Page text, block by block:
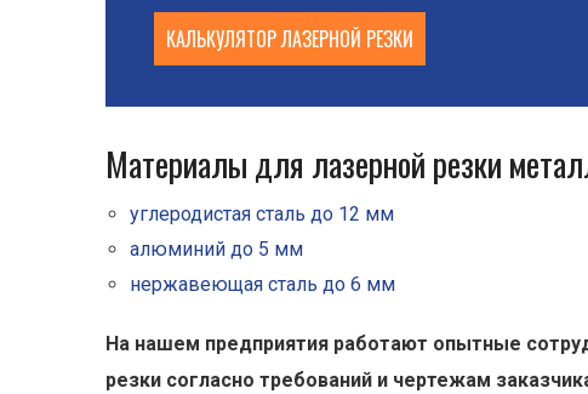
КАЛЬКУЛЯТОР ЛАЗЕРНОЙ РЕЗКИ
Материалы для лазерной резки
углеродистая сталь до 12 мм
алюминий до 5 мм
нержавеющая сталь до 6 мм
На нашем предприятия работают опытные
резки согласно требований и чертежам